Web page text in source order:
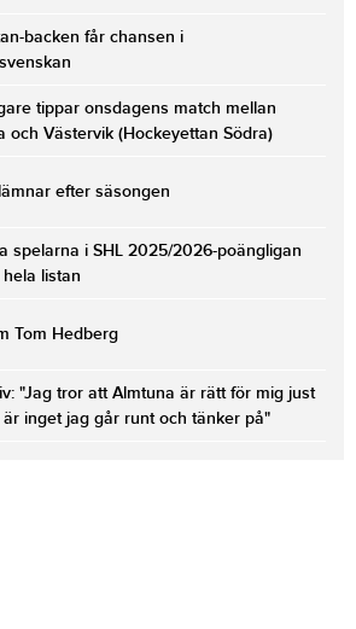
backen får chansen i
tippar onsdagens match mellan
och Västervik (Hockeyettan Södra)
efter säsongen
spelarna i SHL 2025/2026-poängligan
listan
Tom Hedberg
"Jag tror att Almtuna är rätt för mig just
är inget jag går runt och tänker på"